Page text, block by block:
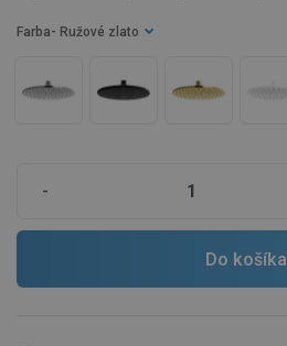
Farba - Ružové zlato
-
Do košíka